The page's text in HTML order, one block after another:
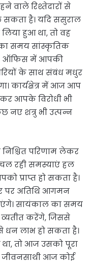
वाले रिश्तेदारों से
है। यदि ससुराल
हुआ था, तो वह
समय सांस्कृतिक
ऑफिस में आपकी
के साथ संबंध मधुर
कार्यक्षेत्र में आज आप
आपके विरोधी भी
शत्रु भी उत्पन्न
परिणाम लेकर
चल रही समस्याएं हल
प्राप्त हो सकता है।
पर अतिथि आगमन
सायंकाल का समय
करेंगे, जिससे
धन लाभ हो सकता है।
तो आज उसको पूरा
आज कोई